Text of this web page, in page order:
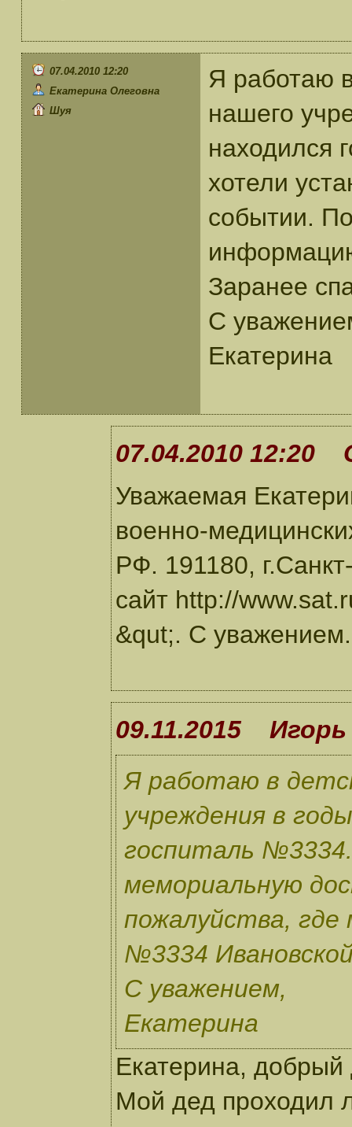
07.04.2010 12:20
Екатерина Олеговна
Шуя
Я работаю
нашего
находился
хотели
событии.
Заранее
С
Екатерина
07.04.2010 12:20
Уважаемая
военно-
РФ. 191180,
сайт http://
&qut;. С уважением.
09.11.2015 Игорь
Я работаю в
учреждения в
госпиталь
мемориальную
пожалуйства,
№3334
С уважением,
Екатерина
Екатерина, добрый
Мой дед проходил